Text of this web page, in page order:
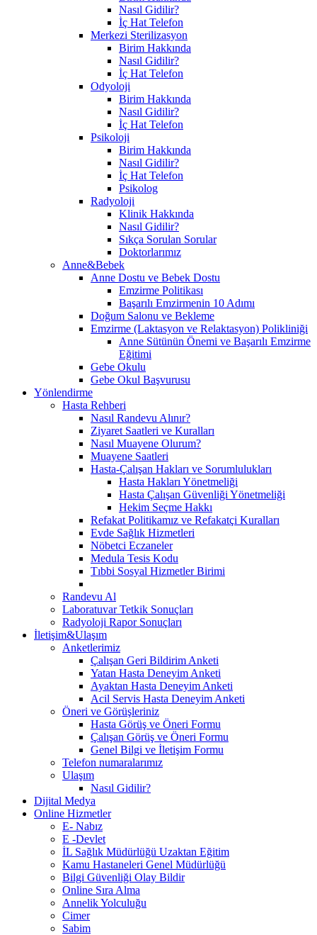
Nasıl Gidilir?
İç Hat Telefon
Merkezi Sterilizasyon
Birim Hakkında
Nasıl Gidilir?
İç Hat Telefon
Odyoloji
Birim Hakkında
Nasıl Gidilir?
İç Hat Telefon
Psikoloji
Birim Hakkında
Nasıl Gidilir?
İç Hat Telefon
Psikolog
Radyoloji
Klinik Hakkında
Nasıl Gidilir?
Sıkça Sorulan Sorular
Doktorlarımız
Anne&Bebek
Anne Dostu ve Bebek Dostu
Emzirme Politikası
Başarılı Emzirmenin 10 Adımı
Doğum Salonu ve Bekleme
Emzirme (Laktasyon ve Relaktasyon) Polikliniği
Anne Sütünün Önemi ve Başarılı Emzirme
Eğitimi
Gebe Okulu
Gebe Okul Başvurusu
Yönlendirme
Hasta Rehberi
Nasıl Randevu Alınır?
Ziyaret Saatleri ve Kuralları
Nasıl Muayene Olurum?
Muayene Saatleri
Hasta-Çalışan Hakları ve Sorumlulukları
Hasta Hakları Yönetmeliği
Hasta Çalışan Güvenliği Yönetmeliği
Hekim Seçme Hakkı
Refakat Politikamız ve Refakatçi Kuralları
Evde Sağlık Hizmetleri
Nöbetci Eczaneler
Medula Tesis Kodu
Tıbbi Sosyal Hizmetler Birimi
Randevu Al
Laboratuvar Tetkik Sonuçları
Radyoloji Rapor Sonuçları
İletişim&Ulaşım
Anketlerimiz
Çalışan Geri Bildirim Anketi
Yatan Hasta Deneyim Anketi
Ayaktan Hasta Deneyim Anketi
Acil Servis Hasta Deneyim Anketi
Öneri ve Görüşleriniz
Hasta Görüş ve Öneri Formu
Çalışan Görüş ve Öneri Formu
Genel Bilgi ve İletişim Formu
Telefon numaralarımız
Ulaşım
Nasıl Gidilir?
Dijital Medya
Online Hizmetler
E- Nabız
E -Devlet
İL Sağlık Müdürlüğü Uzaktan Eğitim
Kamu Hastaneleri Genel Müdürlüğü
Bilgi Güvenliği Olay Bildir
Online Sıra Alma
Annelik Yolculuğu
Cimer
Sabim